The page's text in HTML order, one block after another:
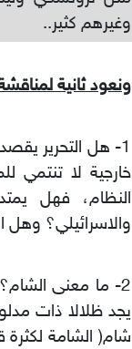
وغيرهم كثير..
ونعود ثانية
1- هل التحرير
خارجية لا تنتمي
النظام، فهل
والاسرائيلي؟ وهل
2- ما معنى
يجد ظلالا ذات
شام( الشامة لكثرة